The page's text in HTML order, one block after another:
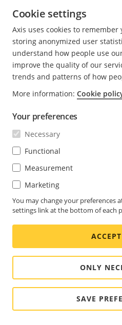
这将打开一张比较表格。
要将表格中的摄像机添加到
加）。
要打印表格，请单击Print（
本视频演示了如何在 AXIS
Cookie settings
Axis uses cookies to
storing anonymized user
understand how people use
improve the quality of our
trends and patterns of how
More information: Cookie
Your preferences
Necessary
Functional
Measurement
Marketing
You may change your preferences
settings link at the bottom of each
ONLY
SAVE